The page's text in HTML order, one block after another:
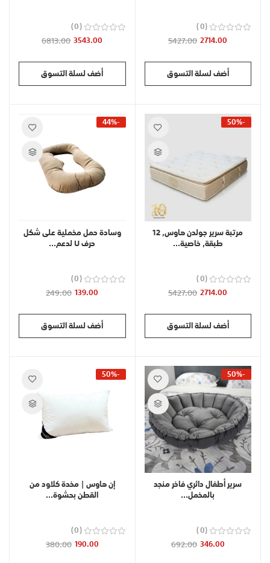
0
2714.00
5427.00
أضف لسلة التسوق
0
3543.00
6813.00
أضف لسلة التسوق
-50%
مرتبة سرير جولدن هاوس, 12
طبقة, خاصية...
0
2714.00
5427.00
أضف لسلة التسوق
-44%
وسادة حمل مخملية على شكل
حرف U لدعم...
0
139.00
249.00
أضف لسلة التسوق
-50%
سرير أطفال دائري فاخر منجد
بالمخمل...
0
346.00
692.00
-50%
إن هاوس | مخدة كلاود من
القطن بحشوة...
0
190.00
380.00